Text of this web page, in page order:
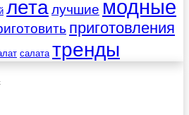
леталучшие модные
приготовления
салата тренды